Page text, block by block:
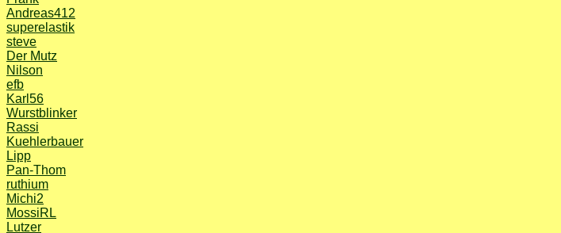
Andreas412
superelastik
steve
Der Mutz
Nilson
efb
Karl56
Wurstblinker
Rassi
Kuehlerbauer
Lipp
Pan-Thom
ruthium
Michi2
MossiRL
Lutzer